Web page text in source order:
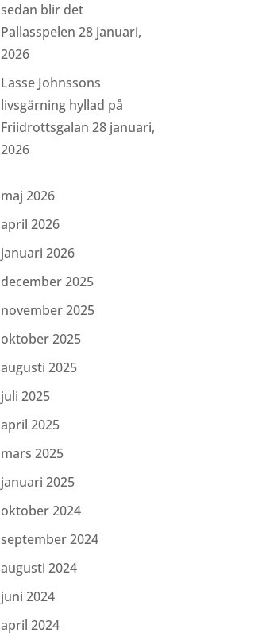
sedan blir det
Pallasspelen 28 januari,
2026
Lasse Johnssons
livsgärning hyllad på
Friidrottsgalan 28 januari,
2026
maj 2026
april 2026
januari 2026
december 2025
november 2025
oktober 2025
augusti 2025
juli 2025
april 2025
mars 2025
januari 2025
oktober 2024
september 2024
augusti 2024
juni 2024
april 2024